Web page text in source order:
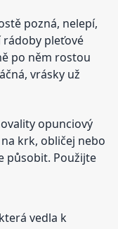
pozná, nelepí,
rádoby pleťové
po něm rostou
vrásky už
opunciový
krk, obličej nebo
působit. Použijte
vedla k